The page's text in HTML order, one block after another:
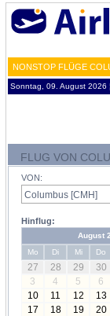
NONSTOP FLÜGE
Sonntag, 09. August 2026
FLUG VON
VON:
Hinflug:
August
Mo
Di Mi Do
27 28 29 30
3
4 5 6
10
11 12 13
17
18 19 20